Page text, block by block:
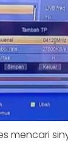
mencari